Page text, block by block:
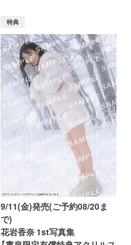
特典
9/11(金)発売(ご予約08/20ま
で)
花岩香奈 1st写真集